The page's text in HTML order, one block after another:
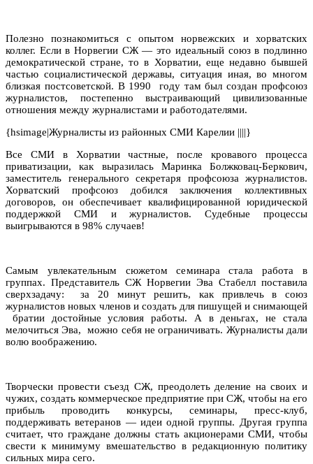
Полезно познакомиться с опытом норвежских и хорватских
коллег. Если в Норвегии СЖ — это идеальный союз в подлинно
демократической стране, то в Хорватии, еще недавно бывшей
частью социалистической державы, ситуация иная, во многом
близкая постсоветской. В 1990 году там был создан профсоюз
журналистов, постепенно выстраивающий цивилизованные
отношения между журналистами и работодателями.
{hsimage|Журналисты из районных СМИ Карелии ||||}
Все СМИ в Хорватии частные, после кровавого процесса
приватизации, как выразилась Маринка Болжковац-Беркович,
заместитель генерального секретаря профсоюза журналистов.
Хорватский профсоюз добился заключения коллективных
договоров, он обеспечивает квалифицированной юридической
поддержкой СМИ и журналистов. Судебные процессы
выигрываются в 98% случаев!
Самым увлекательным сюжетом семинара стала работа в
группах. Представитель СЖ Норвегии Эва Стабелл поставила
сверхзадачу:
за 20 минут решить, как привлечь в союз
журналистов новых членов и создать для пишущей и снимающей
братии достойные условия работы. А в деньгах, не стала
мелочиться Эва,
можно себя не ограничивать. Журналисты дали
волю воображению.
Творчески провести съезд СЖ, преодолеть деление на своих и
чужих, создать коммерческое предприятие при СЖ, чтобы на его
прибыль проводить конкурсы, семинары, пресс-клуб,
поддерживать ветеранов — идеи одной группы. Другая группа
считает, что граждане должны стать акционерами СМИ, чтобы
свести к минимуму вмешательство в редакционную политику
сильных мира сего.